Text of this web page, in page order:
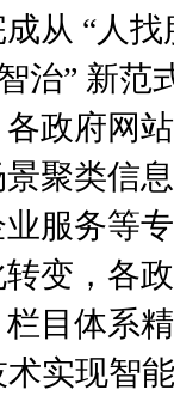
从 “人找
治” 新范
政府网
聚类信
服务等
变，各
目体系
实现智